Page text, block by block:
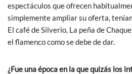
espectáculos que ofrecen
simplemente ampliar su oferta,
El café de Silverio, La peña de
el flamenco como se debe de dar.
¿Fue una época en la que quizás los